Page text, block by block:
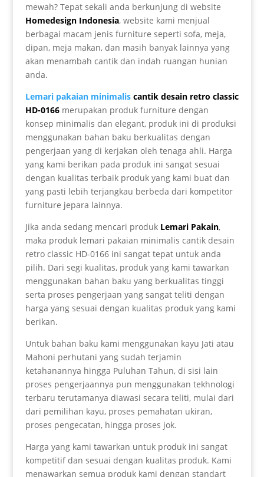
mewah? Tepat sekali anda berkunjung di website
Homedesign Indonesia, website kami menjual
berbagai macam jenis furniture seperti sofa, meja,
dipan, meja makan, dan masih banyak lainnya yang
akan menambah cantik dan indah ruangan hunian
anda.
Lemari pakaian minimaliscantik desain retro classic
HD-0166merupakan produk furniture dengan
konsep minimalis dan elegant, produk ini di produksi
menggunakan bahan baku berkualitas dengan
pengerjaan yang di kerjakan oleh tenaga ahli. Harga
yang kami berikan pada produk ini sangat sesuai
dengan kualitas terbaik produk yang kami buat dan
yang pasti lebih terjangkau berbeda dari kompetitor
furniture jepara lainnya.
Jika anda sedang mencari produk Lemari Pakain,
maka produk lemari pakaian minimalis cantik desain
retro classic HD-0166 ini sangat tepat untuk anda
pilih. Dari segi kualitas, produk yang kami tawarkan
menggunakan bahan baku yang berkualitas tinggi
serta proses pengerjaan yang sangat teliti dengan
harga yang sesuai dengan kualitas produk yang kami
berikan.
Untuk bahan baku kami menggunakan kayu Jati atau
Mahoni perhutani yang sudah terjamin
ketahanannya hingga Puluhan Tahun, di sisi lain
proses pengerjaannya pun menggunakan tekhnologi
terbaru terutamanya diawasi secara teliti, mulai dari
dari pemilihan kayu, proses pemahatan ukiran,
proses pengecatan, hingga proses jok.
Harga yang kami tawarkan untuk produk ini sangat
kompetitif dan sesuai dengan kualitas produk. Kami
menawarkan semua produk kami dengan standart